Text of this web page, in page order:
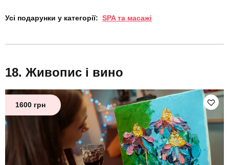
Усі подарунки у категорії: SPA та масажі
Живопис і вино
1600 грн